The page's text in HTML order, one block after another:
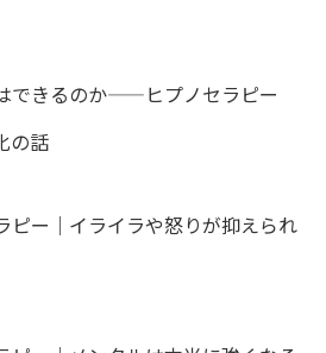
できるのか――ヒプノセラピー
の話
ピー｜イライラや怒りが抑えられ